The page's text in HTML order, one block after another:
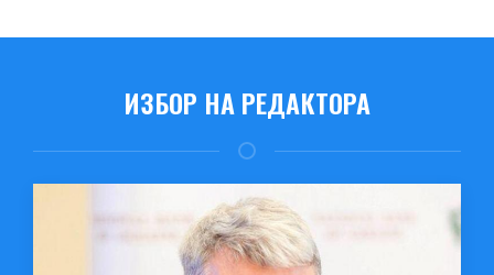
ИЗБОР НА РЕДАКТОРА